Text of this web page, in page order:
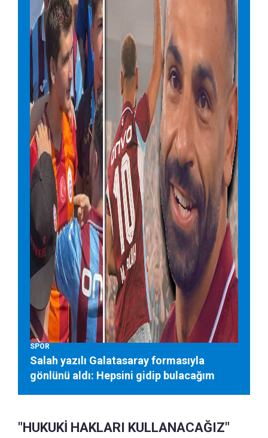
SPOR
Salah yazılı Galatasaray formasıyla
gönlünü aldı: Hepsini gidip bulacağım
"HUKUKİ HAKLARI KULLANACAĞIZ"